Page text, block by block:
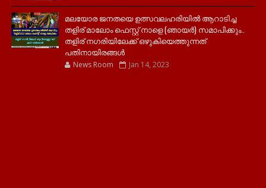
മലയോര ജനതയെ ഉത്സവലഹരിയിൽ ആറാടിച്ച
തളിര് മാലോം ഫെസ്റ്റ് നാളെ (ഞായർ) സമാപിക്കും..
തളിര് നഗരിയിലേക്ക് ഒഴുകിയെത്തുന്നത്
പതിനായിരങ്ങൾ
News Room Jan 14, 2023